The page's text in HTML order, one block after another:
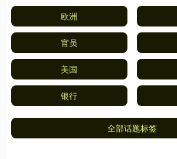
欧洲
官员
美国
银行
全部话题标签